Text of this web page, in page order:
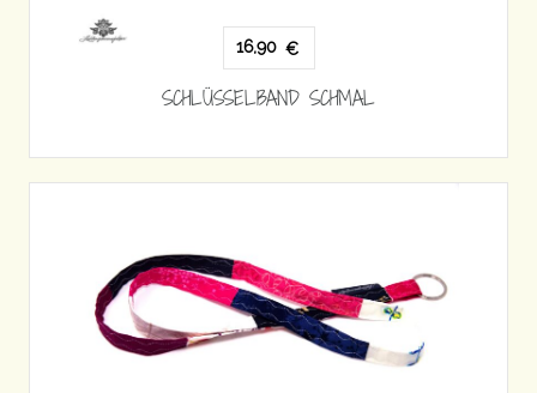
16,90 €
SCHLÜSSELBAND SCHMAL